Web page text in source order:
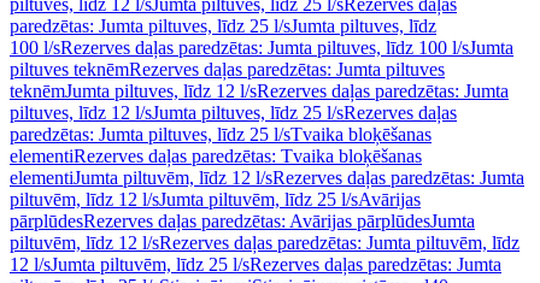
piltuves, līdz 12 l/sJumta piltuves, līdz 25 l/sRezerves daļas
paredzētas: Jumta piltuves, līdz 25 l/sJumta piltuves, līdz
100 l/sRezerves daļas paredzētas: Jumta piltuves, līdz 100 l/sJumta
piltuves teknēmRezerves daļas paredzētas: Jumta piltuves
teknēmJumta piltuves, līdz 12 l/sRezerves daļas paredzētas: Jumta
piltuves, līdz 12 l/sJumta piltuves, līdz 25 l/sRezerves daļas
paredzētas: Jumta piltuves, līdz 25 l/sTvaika bloķēšanas
elementiRezerves daļas paredzētas: Tvaika bloķēšanas
elementiJumta piltuvēm, līdz 12 l/sRezerves daļas paredzētas: Jumta
piltuvēm, līdz 12 l/sJumta piltuvēm, līdz 25 l/sAvārijas
pārplūdesRezerves daļas paredzētas: Avārijas pārplūdesJumta
piltuvēm, līdz 12 l/sRezerves daļas paredzētas: Jumta piltuvēm, līdz
12 l/sJumta piltuvēm, līdz 25 l/sRezerves daļas paredzētas: Jumta